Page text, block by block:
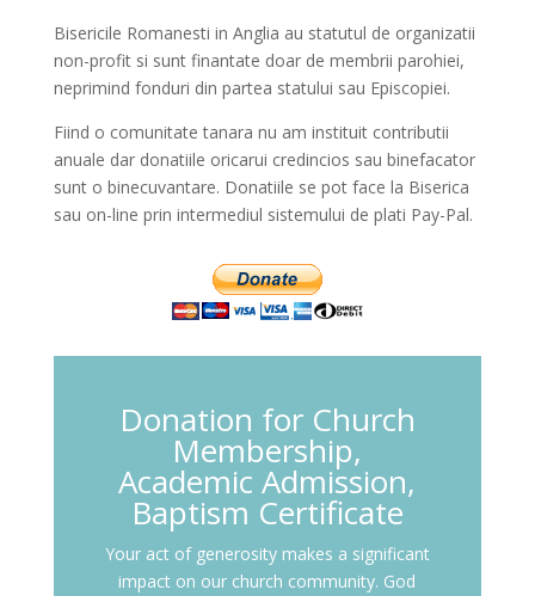
Bisericile Romanesti in Anglia au statutul de organizatii
non-profit si sunt finantate doar de membrii parohiei,
neprimind fonduri din partea statului sau Episcopiei.
Fiind o comunitate tanara nu am instituit contributii
anuale dar donatiile oricarui credincios sau binefacator
sunt o binecuvantare. Donatiile se pot face la Biserica
sau on-line prin intermediul sistemului de plati Pay-Pal.
Donation for Church
Membership,
Academic Admission,
Baptism Certificate
Your act of generosity makes a significant
impact on our church community. God